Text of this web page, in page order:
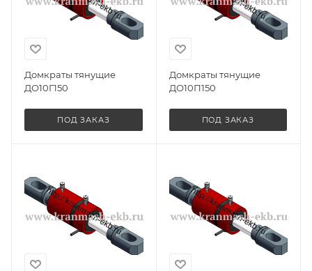
Домкраты тянущие
ДО10Г150
ПОД ЗАКАЗ
Домкраты тянущие
ДО10П150
ПОД ЗАКАЗ